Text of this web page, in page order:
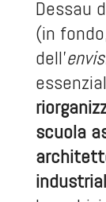
Dessau
(in
dell’
scuola